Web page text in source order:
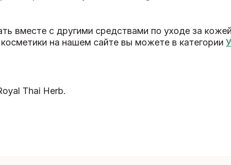
вместе с другими средствами по уходе за
на нашем сайте вы можете в категории
Thai Herb.